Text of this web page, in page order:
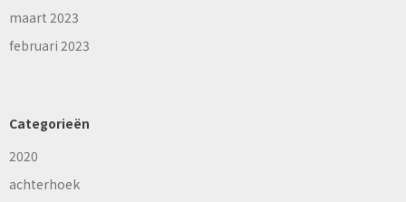
maart 2023
februari 2023
Categorieën
2020
achterhoek